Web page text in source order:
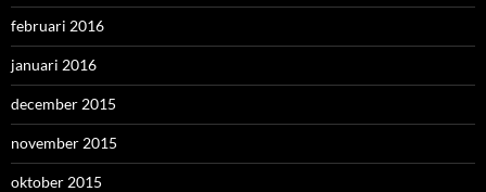
februari 2016
januari 2016
december 2015
november 2015
oktober 2015